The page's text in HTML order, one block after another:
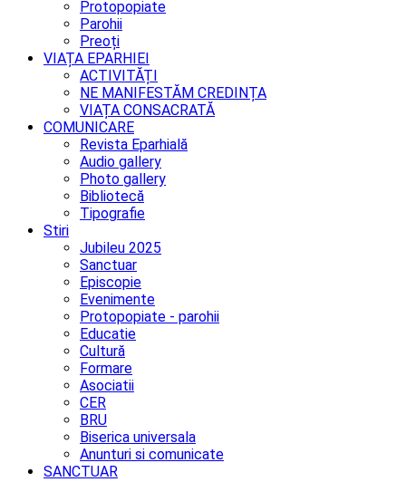
Protopopiate
Parohii
Preoți
VIAȚA EPARHIEI
ACTIVITĂȚI
NE MANIFESTĂM CREDINȚA
VIAȚA CONSACRATĂ
COMUNICARE
Revista Eparhială
Audio gallery
Photo gallery
Bibliotecă
Tipografie
Stiri
Jubileu 2025
Sanctuar
Episcopie
Evenimente
Protopopiate - parohii
Educatie
Cultură
Formare
Asociatii
CER
BRU
Biserica universala
Anunturi si comunicate
SANCTUAR